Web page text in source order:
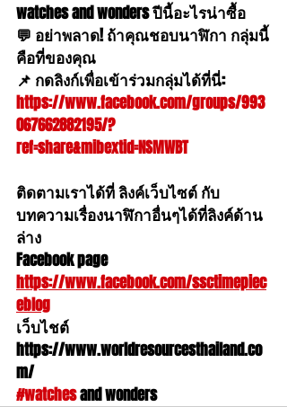
watches and wonders ปีนี้อะไรน่าซื้อ
💬 อย่าพลาด! ถ้าคุณชอบนาฬิกา กลุ่มนี้
คือที่ของคุณ
📌 กดลิงก์เพื่อเข้าร่วมกลุ่มได้ที่นี่:
https://www.facebook.com/groups/993
067662882195/?
ref=share&mibextid=NSMWBT
ติดตามเราได้ที่ ลิงค์เว็บไซต์ กับ
บทความเรื่องนาฬิกาอื่นๆได้ที่ลิงค์ด้าน
ล่าง
Facebook page
https://www.facebook.com/ssctimepiec
eblog
เว็บไชต์
https://www.worldresourcesthailand.co
m/
#watches and wonders